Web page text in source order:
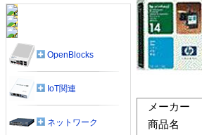
メーカー
商品名
OpenBlocks
IoT関連
ネットワーク